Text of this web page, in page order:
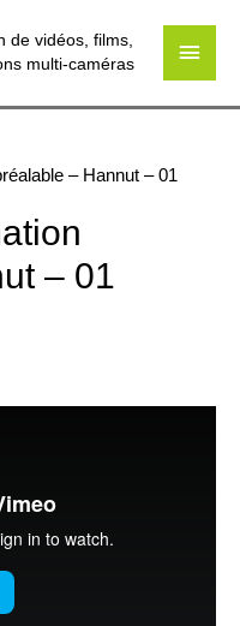
de vidéos, films,
multi-caméras
Menu
– Hannut – 01
– 01